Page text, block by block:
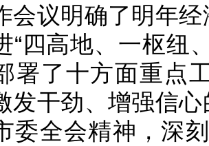
会议明确了明年
“四高地、一枢纽
署了十方面重点
发干劲、增强信
委全会精神，深